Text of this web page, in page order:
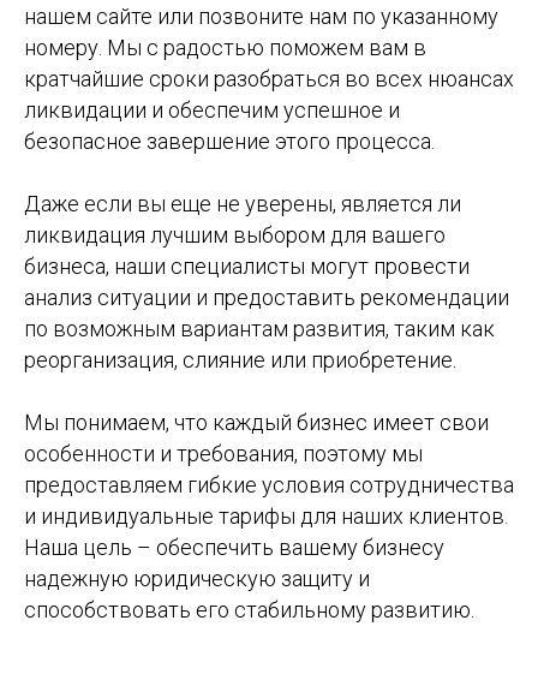
нашем сайте или позвоните нам по указанному
номеру. Мы с радостью поможем вам в
кратчайшие сроки разобраться во всех нюансах
ликвидации и обеспечим успешное и
безопасное завершение этого процесса.
Даже если вы еще не уверены, является ли
ликвидация лучшим выбором для вашего
бизнеса, наши специалисты могут провести
анализ ситуации и предоставить рекомендации
по возможным вариантам развития, таким как
реорганизация, слияние или приобретение.
Мы понимаем, что каждый бизнес имеет свои
особенности и требования, поэтому мы
предоставляем гибкие условия сотрудничества
и индивидуальные тарифы для наших клиентов.
Наша цель – обеспечить вашему бизнесу
надежную юридическую защиту и
способствовать его стабильному развитию.